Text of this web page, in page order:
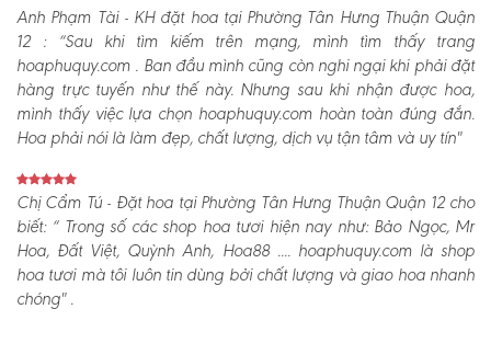
Anh Phạm Tài - KH đặt hoa tại Phường Tân Hưng Thuận Quận
12 :“Sau khi tìm kiếm trên mạng, mình tìm thấy trang
hoaphuquy.com . Ban đầu mình cũng còn nghi ngại khi phải đặt
hàng trực tuyến như thế này. Nhưng sau khi nhận được hoa,
mình thấy việc lựa chọn hoaphuquy.com hoàn toàn đúng đắn.
Hoa phải nói là làm đẹp, chất lượng, dịch vụ tận tâm và uy tín"
Chị Cẩm Tú - Đặt hoa tại Phường Tân Hưng Thuận Quận 12 cho
biết:“ Trong số các shop hoa tươi hiện nay như: Bảo Ngọc, Mr
Hoa, Đất Việt, Quỳnh Anh, Hoa88 .... hoaphuquy.com là shop
hoa tươi mà tôi luôn tin dùng bởi chất lượng và giao hoa nhanh
chóng" .